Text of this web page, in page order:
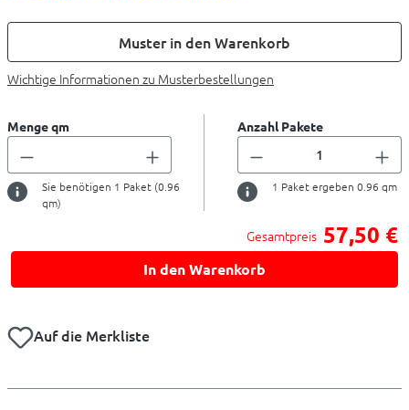
Muster in den Warenkorb
Wichtige Informationen zu Musterbestellungen
Menge qm
Sie benötigen 1 Paket (0.96
qm)
Anzahl Pakete
1 Paket ergeben 0.96 qm
Gesamtpreis 57,50 €
In den Warenkorb
Auf die Merkliste